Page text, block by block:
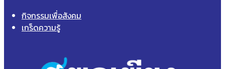
กิจกรรมเพื่อสังคม
เกร็ดความรู้